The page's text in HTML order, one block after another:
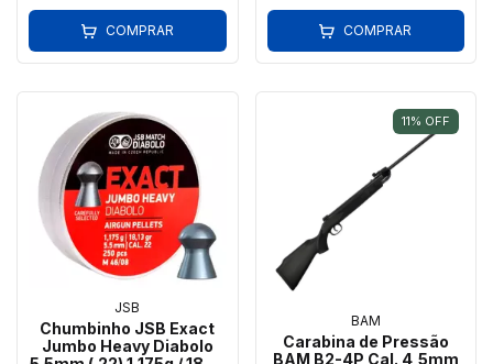
COMPRAR COMPRAR
JSB
Chumbinho JSB Exact
Jumbo Heavy Diabolo
11% OFF
BAM
Carabina de Pressão
BAM B2-4P Cal. 4,5mm